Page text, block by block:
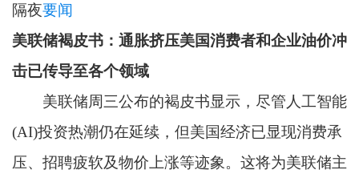
隔夜要闻
美联储褐皮书：通胀挤压美国消费者和企业油价冲
击已传导至各个领域
美联储周三公布的褐皮书显示，尽管人工智能
(AI)投资热潮仍在延续，但美国经济已显现消费承
压、招聘疲软及物价上涨等迹象。这将为美联储主